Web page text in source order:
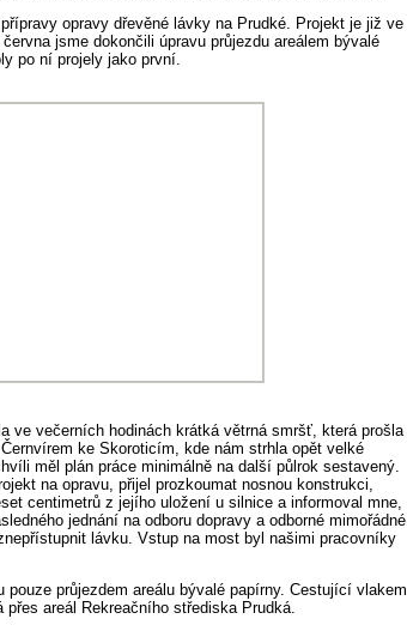
opravy dřevěné lávky na Prudké. Projekt je již ve
jsme dokončili úpravu průjezdu areálem bývalé
po ní projely jako první.
ve večerních hodinách krátká větrná smršť, která prošla
ke Skoroticím, kde nám strhla opět velké
měl plán práce minimálně na další půlrok sestavený.
na opravu, přijel prozkoumat nosnou konstrukci,
centimetrů z jejího uložení u silnice a informoval mne,
jednání na odboru dopravy a odborné mimořádné
lávku. Vstup na most byl našimi pracovníky
průjezdem areálu bývalé papírny. Cestující vlakem
areál Rekreačního střediska Prudká.